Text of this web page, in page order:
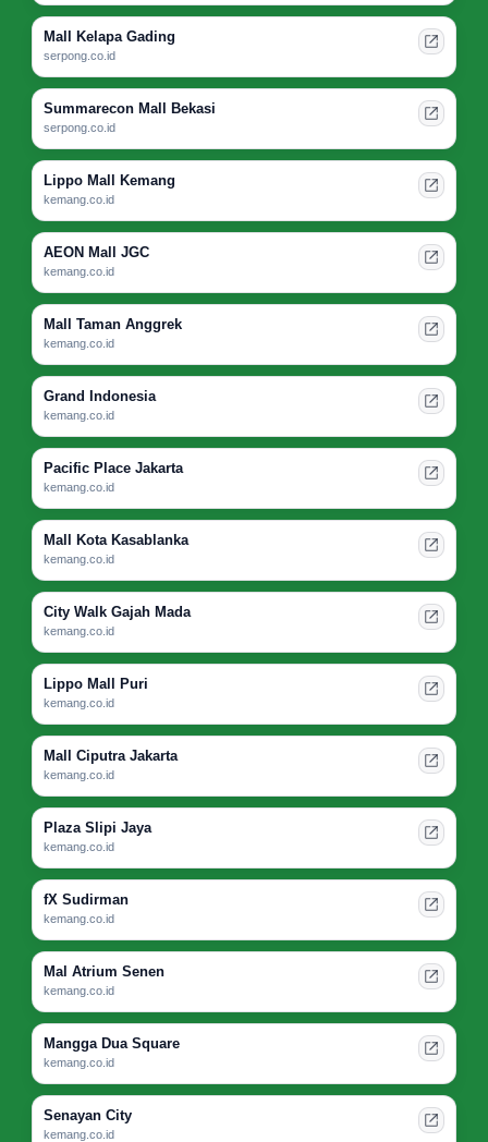
Mall Kelapa Gading
serpong.co.id
Summarecon Mall Bekasi
serpong.co.id
Lippo Mall Kemang
kemang.co.id
AEON Mall JGC
kemang.co.id
Mall Taman Anggrek
kemang.co.id
Grand Indonesia
kemang.co.id
Pacific Place Jakarta
kemang.co.id
Mall Kota Kasablanka
kemang.co.id
City Walk Gajah Mada
kemang.co.id
Lippo Mall Puri
kemang.co.id
Mall Ciputra Jakarta
kemang.co.id
Plaza Slipi Jaya
kemang.co.id
fX Sudirman
kemang.co.id
Mal Atrium Senen
kemang.co.id
Mangga Dua Square
kemang.co.id
Senayan City
kemang.co.id